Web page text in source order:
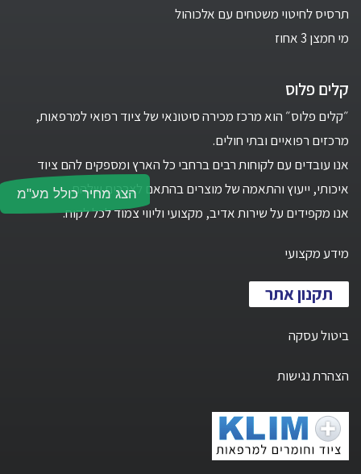
הצג מחיר כולל מע"מ
תרסיס לחיטוי משטחים עם אלכוהול
מי חמצן 3 אחוז
קלים פלוס
״קלים פלוס״ הוא מרכז מכירה סיטונאי של ציוד רפואי למרפאות,
מרכזים רפואיים ובתי חולים.
אנו עובדים עם לקוחות רבים ברחבי כל הארץ ומספקים להם ציוד
איכותי, ייעוץ והתאמה של מוצרים בהתאם לצרכים שלהם.
אנו מקפידים על שירות אדיב, מקצועי וליווי צמוד לכל לקוח.
מידע מקצועי
תקנון אתר
ביטול עסקה
הצהרת נגישות